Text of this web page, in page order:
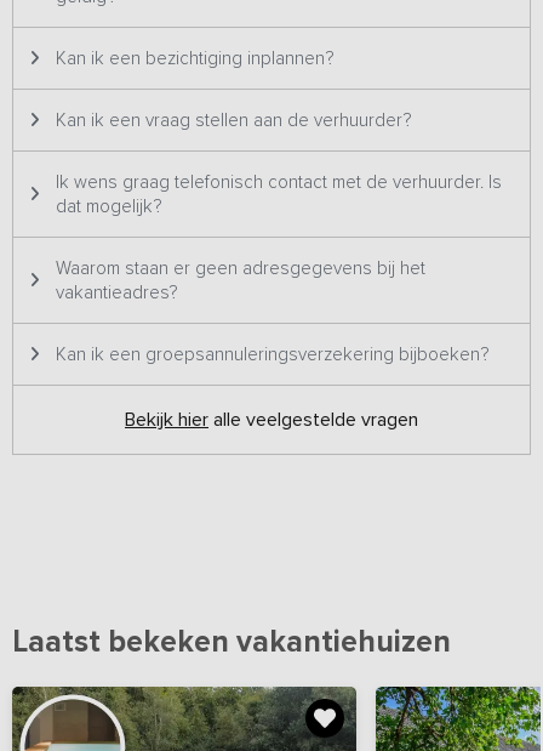
Kan ik een bezichtiging inplannen?
Kan ik een vraag stellen aan de verhuurder?
Ik wens graag telefonisch contact met de verhuurder. Is
dat mogelijk?
Waarom staan er geen adresgegevens bij het
vakantieadres?
Kan ik een groepsannuleringsverzekering bijboeken?
Bekijk hier alle veelgestelde vragen
Laatst bekeken vakantiehuizen